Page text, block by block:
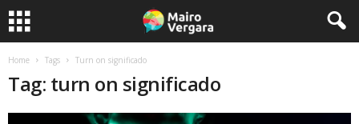
Home Tags Turn on significado
Tag: turn on significado